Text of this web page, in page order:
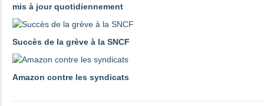
mis à jour quotidiennement
Succès de la grève à la SNCF
Amazon contre les syndicats